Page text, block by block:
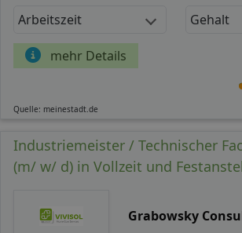
Arbeitszeit Gehalt
mehr Details
Quelle: meinestadt.de
Industriemeister / Technischer
(m/ w/ d) in Vollzeit und
Grabowsky